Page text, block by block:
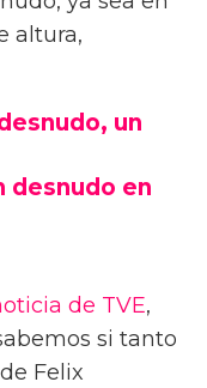
altura,
un
desnudo en
de TVE,
si tanto
Felix